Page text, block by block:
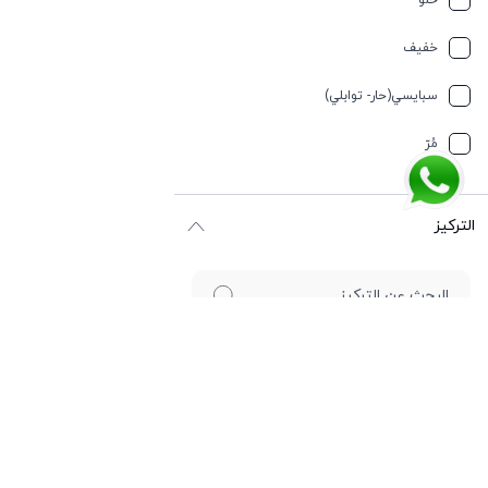
تيربيني
جلد
جوز الهند
حار وسبايسي
حامِض
خفیف
سبایسي(حار- توابلي)
مُرّ
التركيز